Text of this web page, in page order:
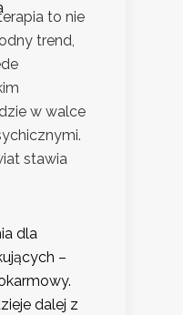
to nie
trend,
w walce
stawia
dla
–
dalej z